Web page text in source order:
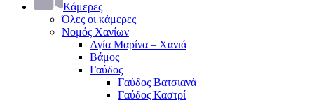
Κάμερες
Όλες οι κάμερες
Νομός Χανίων
Αγία Μαρίνα – Χανιά
Βάμος
Γαύδος
Γαύδος Βατσιανά
Γαύδος Καστρί